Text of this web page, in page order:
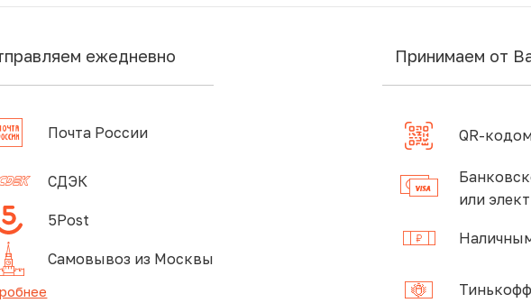
ежедневно
Почта России
СДЭК
5Post
Самовывоз из Москвы
Принимаем от
QR-
или